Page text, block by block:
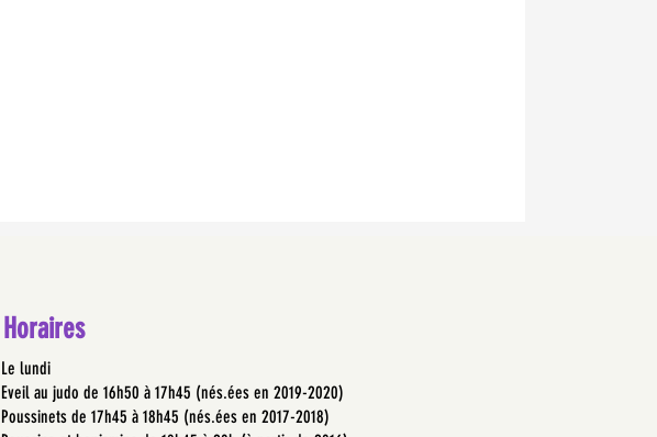
Horaires
Le lundi
Eveil au judo de 16h50 à 17h45 (nés.ées en 2019-2020)
Poussinets de 17h45 à 18h45 (nés.ées en 2017-2018)